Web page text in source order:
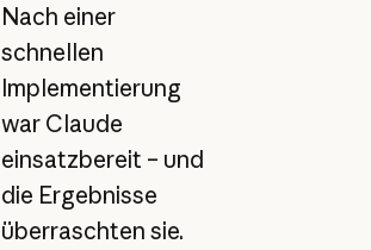
Nach einer
schnellen
Implementierung
war Claude
einsatzbereit – und
die Ergebnisse
überraschten sie.